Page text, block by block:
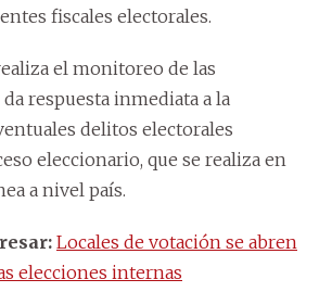
fiscales electorales.
el monitoreo de las
respuesta inmediata a la
delitos electorales
eleccionario, que se realiza en
a nivel país.
Locales de votación se abren
elecciones internas